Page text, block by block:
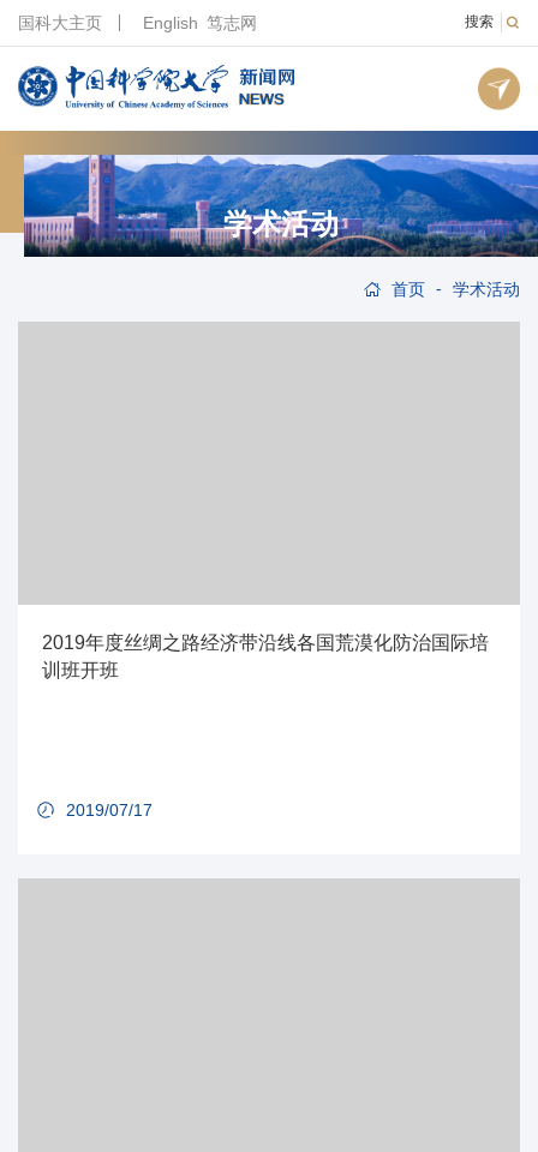
搜索
国科大主页 English 笃志网
学术活动
首页 - 学术活动
2019年度丝绸之路经济带沿线各国荒漠化防治国际培
训班开班
2019/07/17